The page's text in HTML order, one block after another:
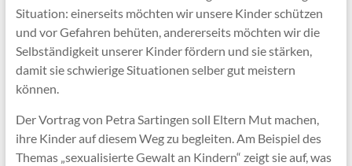
Situation: einerseits möchten wir unsere Kinder schützen
und vor Gefahren behüten, andererseits möchten wir die
Selbständigkeit unserer Kinder fördern und sie stärken,
damit sie schwierige Situationen selber gut meistern
können.
Der Vortrag von Petra Sartingen soll Eltern Mut machen,
ihre Kinder auf diesem Weg zu begleiten. Am Beispiel des
Themas „sexualisierte Gewalt an Kindern“ zeigt sie auf, was